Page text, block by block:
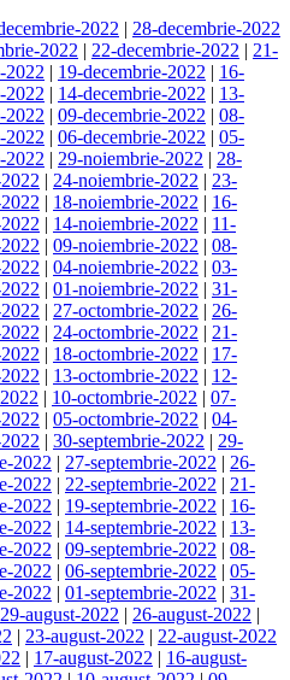
2022 | 28-decembrie-2022
2022 | 22-decembrie-2022 | 21-
2022 | 19-decembrie-2022 | 16-
2022 | 14-decembrie-2022 | 13-
2022 | 09-decembrie-2022 | 08-
2022 | 06-decembrie-2022 | 05-
2022 | 29-noiembrie-2022 | 28-
| 24-noiembrie-2022 | 23-
| 18-noiembrie-2022 | 16-
| 14-noiembrie-2022 | 11-
| 09-noiembrie-2022 | 08-
| 04-noiembrie-2022 | 03-
| 01-noiembrie-2022 | 31-
| 27-octombrie-2022 | 26-
| 24-octombrie-2022 | 21-
| 18-octombrie-2022 | 17-
| 13-octombrie-2022 | 12-
| 10-octombrie-2022 | 07-
| 05-octombrie-2022 | 04-
| 30-septembrie-2022 | 29-
2022 | 27-septembrie-2022 | 26-
2022 | 22-septembrie-2022 | 21-
2022 | 19-septembrie-2022 | 16-
2022 | 14-septembrie-2022 | 13-
2022 | 09-septembrie-2022 | 08-
2022 | 06-septembrie-2022 | 05-
2022 | 01-septembrie-2022 | 31-
29-august-2022 | 26-august-2022 |
| 23-august-2022 | 22-august-2022
| 17-august-2022 | 16-august-